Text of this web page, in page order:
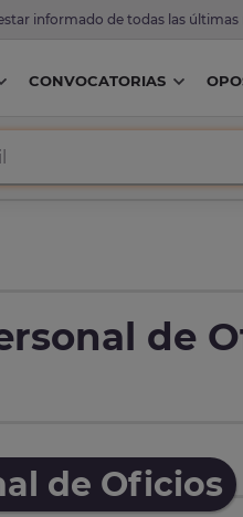
informado de todas las
CONVOCATORIAS
de
de Oficios